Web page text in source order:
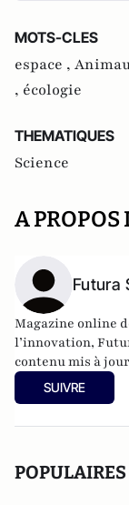
MOTS-CLES
espace ,
, écologie
THEMATIQUES
Science
A PROPOS
Futura
Magazine online
l’innovation,
contenu mis à
SUIVRE
POPULAIRES